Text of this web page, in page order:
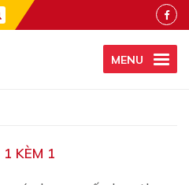
MENU
1 KÈM 1